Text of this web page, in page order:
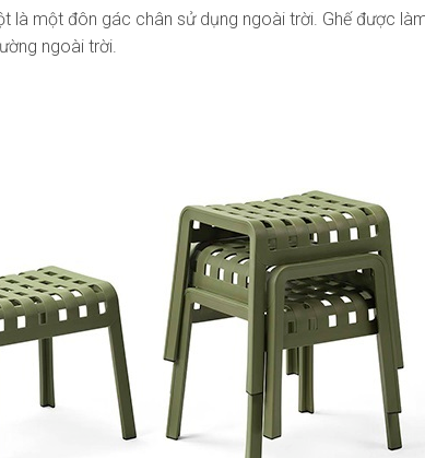
là một đôn gác chân sử dụng ngoài trời. Ghế được
ngoài trời.